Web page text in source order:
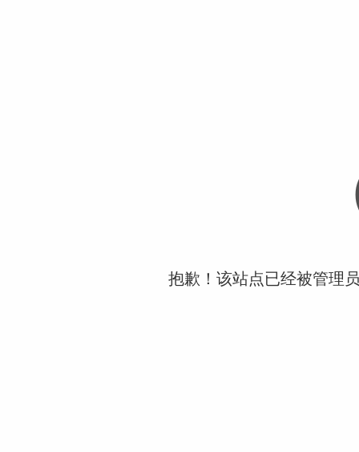
抱歉！该站点已经被管理